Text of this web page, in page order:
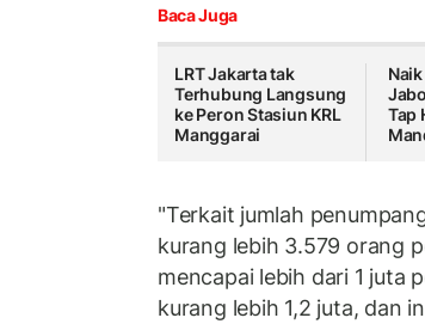
Baca Juga
LRT Jakarta tak
Terhubung Langsung
ke Peron Stasiun KRL
Manggarai
Tap
"Terkait jumlah
kurang lebih 3.579 orang
mencapai lebih dari 1 juta
kurang lebih 1,2 juta, dan